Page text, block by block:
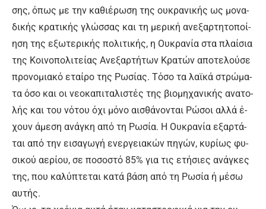
σης, ό­πως με την κα­θιέ­ρω­ση της ου­κρα­νι­κής ως μο­να­
δι­κής κρα­τι­κής γλώσ­σας και τη με­ρι­κή α­νε­ξαρ­τη­το­ποί­
η­ση της ε­ξω­τε­ρι­κής πο­λι­τι­κής, η Ου­κρα­νί­α στα πλαί­σια
της Κοι­νο­πο­λι­τεί­ας Α­νε­ξαρ­τή­των Κρα­τών α­πο­τε­λού­σε
προ­νο­μια­κό ε­ταί­ρο της Ρω­σί­ας. Τό­σο τα λα­ϊ­κά στρώ­μα­
τα ό­σο και οι νε­ο­κα­πι­τα­λι­στές της βιο­μη­χα­νι­κής α­να­το­
λής και του νό­του ό­χι μό­νο αι­σθά­νο­νται Ρώ­σοι αλ­λά έ­
χουν ά­με­ση α­νά­γκη α­πό τη Ρω­σί­α. Η Ου­κρα­νί­α ε­ξαρ­τά­
ται α­πό την ει­σα­γω­γή ε­νερ­γεια­κών πη­γών, κυ­ρί­ως φυ­
σι­κού α­ε­ρί­ου, σε πο­σο­στό 85% για τις ε­τή­σιες α­νά­γκες
της, που κα­λύ­πτε­ται κα­τά βά­ση α­πό τη Ρω­σί­α ή μέ­σω
αυ­τής.